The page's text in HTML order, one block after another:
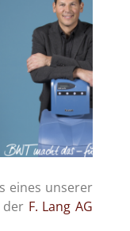
eines unserer
der F. Lang AG